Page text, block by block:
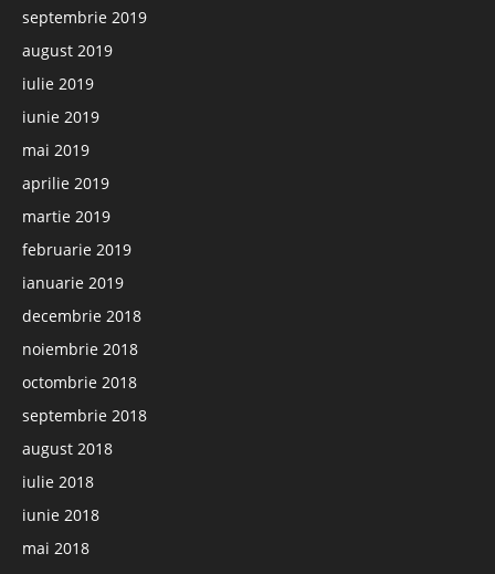
septembrie 2019
august 2019
iulie 2019
iunie 2019
mai 2019
aprilie 2019
martie 2019
februarie 2019
ianuarie 2019
decembrie 2018
noiembrie 2018
octombrie 2018
septembrie 2018
august 2018
iulie 2018
iunie 2018
mai 2018